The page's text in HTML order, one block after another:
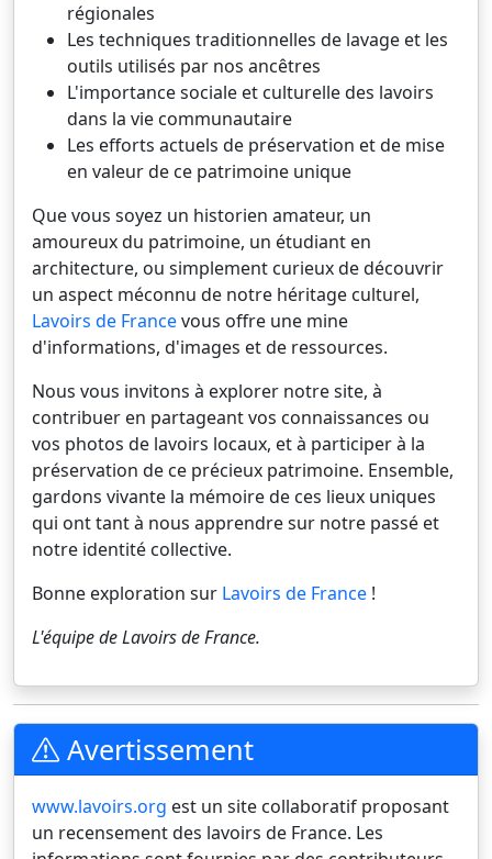
régionales
Les techniques traditionnelles de lavage et les
outils utilisés par nos ancêtres
L'importance sociale et culturelle des lavoirs
dans la vie communautaire
Les efforts actuels de préservation et de mise
en valeur de ce patrimoine unique
Que vous soyez un historien amateur, un
amoureux du patrimoine, un étudiant en
architecture, ou simplement curieux de découvrir
un aspect méconnu de notre héritage culturel,
Lavoirs de Francevous offre une mine
d'informations, d'images et de ressources.
Nous vous invitons à explorer notre site, à
contribuer en partageant vos connaissances ou
vos photos de lavoirs locaux, et à participer à la
préservation de ce précieux patrimoine. Ensemble,
gardons vivante la mémoire de ces lieux uniques
qui ont tant à nous apprendre sur notre passé et
notre identité collective.
Bonne exploration sur Lavoirs de France !
L'équipe deLavoirs de France.
Avertissement
www.lavoirs.org est un site collaboratif proposant
un recensement des lavoirs de France. Les